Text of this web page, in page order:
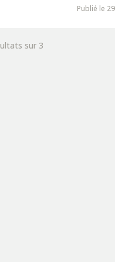
Publié le
sur 3